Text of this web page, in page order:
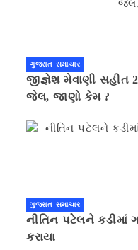
ગુજરાત સમાચાર
જીજ્ઞેશ મેવાણી સહીત
જેલ, જાણો કેમ ?
ગુજરાત સમાચાર
નીતિન પટેલને કડીમાં
કરાયા